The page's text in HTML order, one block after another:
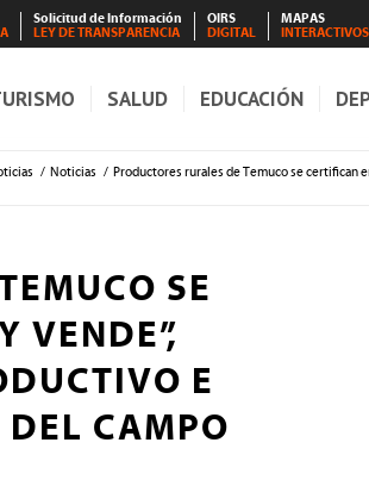
Solicitud de Información
LEY DE TRANSPARENCIA
OIRS
DIGITAL
MAPAS
INTERACTIVOS
SALUD EDUCACIÓN
/ Noticias / Productores rurales de Temuco se certifican
SE
VENDE”,
E
CAMPO